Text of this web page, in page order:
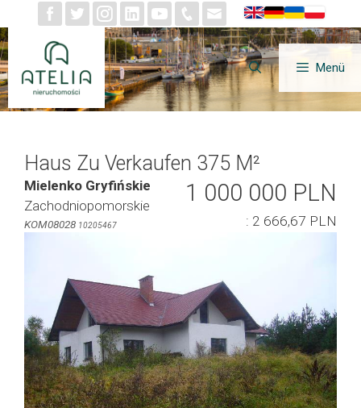
Inhalt
springen
Menü
Haus Zu Verkaufen 375 M²
Mielenko Gryfińskie
Zachodniopomorskie
KOM08028 10205467
1 000 000 PLN
: 2 666,67 PLN